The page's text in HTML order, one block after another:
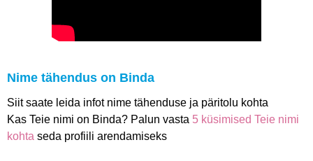
Nime tähendus on Binda
Siit saate leida infot nime tähenduse ja päritolu kohta
Kas Teie nimi on Binda? Palun vasta 5 küsimised Teie nimi
kohta seda profiili arendamiseks